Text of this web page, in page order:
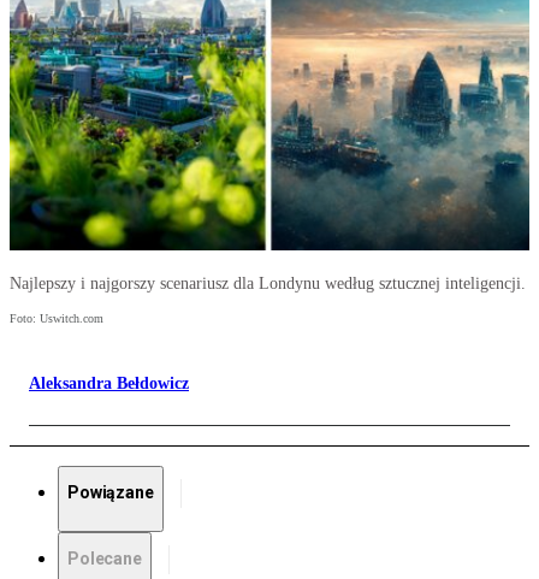
Najlepszy i najgorszy scenariusz dla Londynu według sztucznej inteligencji.
Foto: Uswitch.com
Aleksandra Bełdowicz
Powiązane
Polecane